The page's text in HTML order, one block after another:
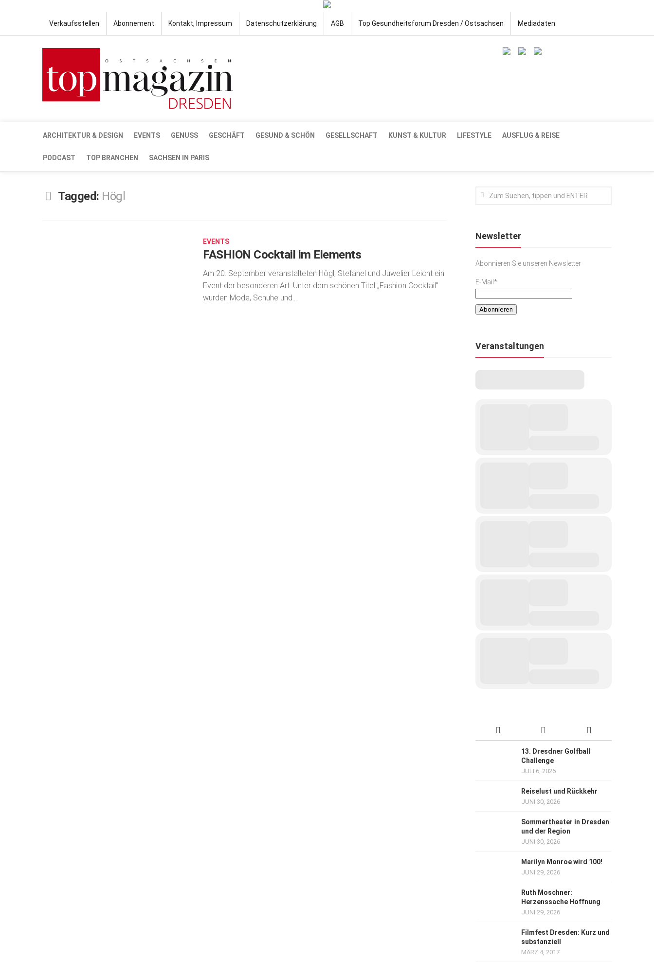
Verkaufsstellen Abonnement Kontakt, Impressum Datenschutzerklärung AGB Top Gesundheitsforum Dresden / Ostsachsen Mediadaten
ARCHITEKTUR & DESIGN EVENTS GENUSS GESCHÄFT GESUND & SCHÖN GESELLSCHAFT KUNST & KULTUR LIFESTYLE AUSFLUG & REISE
PODCAST TOP BRANCHEN SACHSEN IN PARIS
Tagged: Högl
EVENTS
FASHION Cocktail im Elements
Am 20. September veranstalteten Högl, Stefanel und Juwelier Leicht ein
Event der besonderen Art. Unter dem schönen Titel „Fashion Cocktail”
wurden Mode, Schuhe und...
Newsletter
Abonnieren Sie unseren Newsletter
E-Mail*
Veranstaltungen
13. Dresdner Golfball
Challenge
JULI 6, 2026
Reiselust und Rückkehr
JUNI 30, 2026
Sommertheater in Dresden
und der Region
JUNI 30, 2026
Marilyn Monroe wird 100!
JUNI 29, 2026
Ruth Moschner:
Herzenssache Hoffnung
JUNI 29, 2026
Filmfest Dresden: Kurz und
substanziell
MÄRZ 4, 2017